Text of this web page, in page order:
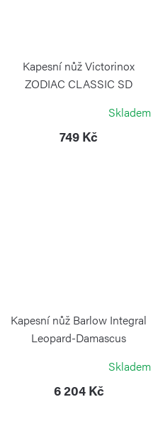
Kapesní nůž Victorinox
ZODIAC CLASSIC SD
Skladem
749 Kč
Kapesní nůž Barlow Integral
Leopard-Damascus
Skladem
6 204 Kč